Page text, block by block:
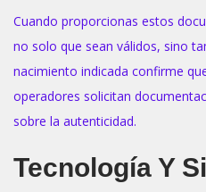
Cuando proporcionas estos
no solo que sean válidos, sino
nacimiento indicada confirme
operadores solicitan
sobre la autenticidad.
Tecnología Y